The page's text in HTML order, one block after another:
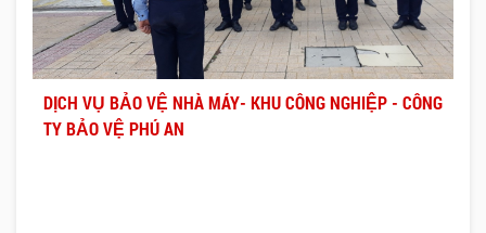
DỊCH VỤ BẢO VỆ NHÀ MÁY- KHU CÔNG NGHIỆP - CÔNG
TY BẢO VỆ PHÚ AN